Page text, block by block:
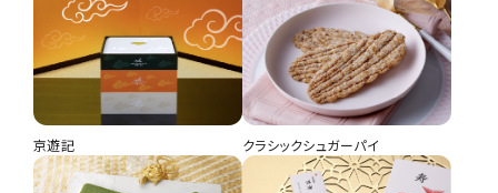
京遊記 クラシックシュガーパイ